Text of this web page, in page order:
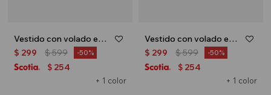
Vestido con volado en hombro - Terracota
+ 1 color
$ 299 $599 50
$ 254
Vestido con volado en hombro - Rosa
+ 1 color
$ 299 $599 50
$ 254